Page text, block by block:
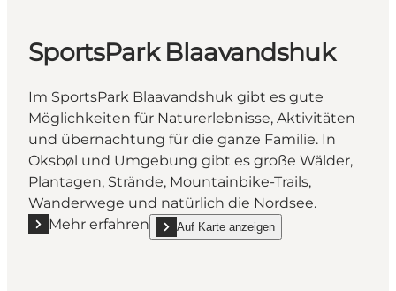
SportsPark Blaavandshuk
Im SportsPark Blaavandshuk gibt es gute
Möglichkeiten für Naturerlebnisse, Aktivitäten
und übernachtung für die ganze Familie. In
Oksbøl und Umgebung gibt es große Wälder,
Plantagen, Strände, Mountainbike-Trails,
Wanderwege und natürlich die Nordsee.
Mehr erfahren
Mehr erfahren "SportsPark Blaavandshuk"
Auf Karte anzeigen
show SportsPark Blaavandshuk on_map